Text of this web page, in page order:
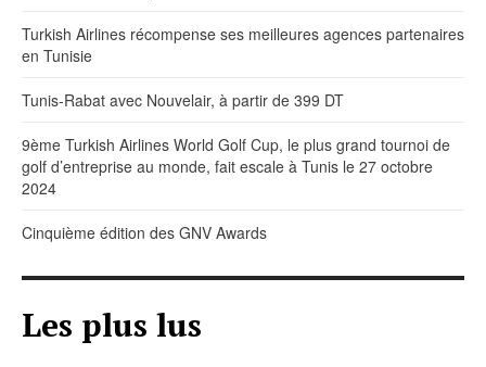
Turkish Airlines récompense ses meilleures agences partenaires
en Tunisie
Tunis-Rabat avec Nouvelair, à partir de 399 DT
9ème Turkish Airlines World Golf Cup, le plus grand tournoi de
golf d’entreprise au monde, fait escale à Tunis le 27 octobre
2024
Cinquième édition des GNV Awards
Les plus lus